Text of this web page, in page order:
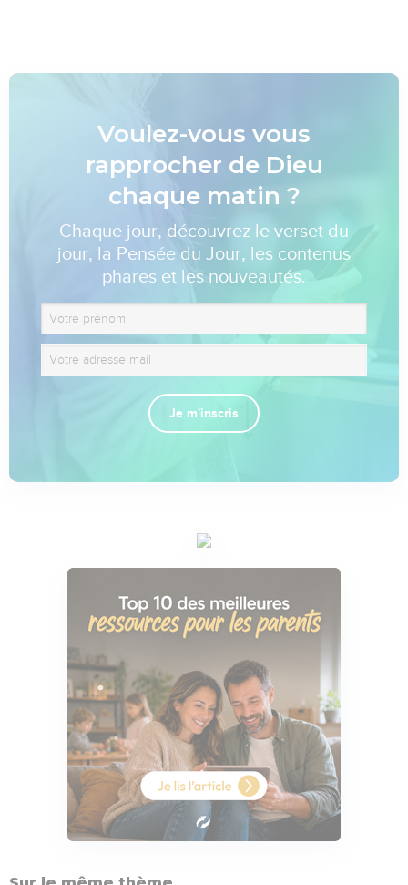
Voulez-vous vous
rapprocher de Dieu
chaque matin ?
Chaque jour, découvrez le verset du
jour, la Pensée du Jour, les contenus
phares et les nouveautés.
Je m'inscris